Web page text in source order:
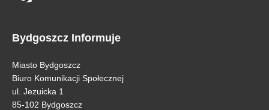
Bydgoszcz Informuje
Miasto Bydgoszcz
Biuro Komunikacji Społecznej
ul. Jezuicka 1
85-102 Bydgoszcz